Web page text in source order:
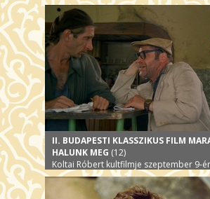
II. BUDAPESTI KLASSZIKUS FILM
HALUNK MEG (12)
Koltai Róbert kultfilmje szeptember 9-